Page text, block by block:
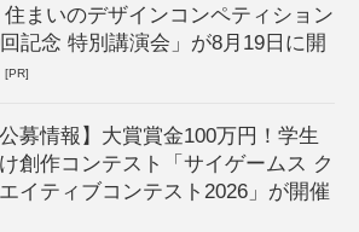
住まいのデザインコンペティション
記念 特別講演会」が8月19日に開
[PR]
公募情報】大賞賞金100万円！学生
創作コンテスト「サイゲームス ク
イティブコンテスト2026」が開催